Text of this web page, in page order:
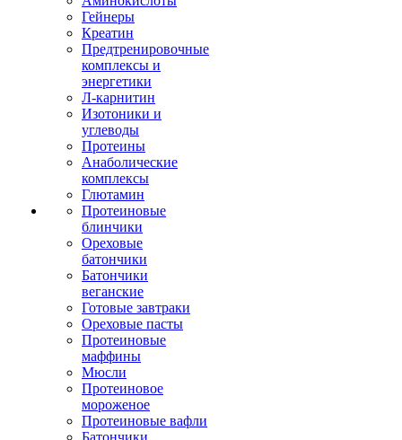
Гейнеры
Креатин
Предтренировочные
комплексы и
энергетики
Л-карнитин
Изотоники и
углеводы
Протеины
Анаболические
комплексы
Глютамин
Протеиновые
блинчики
Ореховые
батончики
Батончики
веганские
Готовые завтраки
Ореховые пасты
Протеиновые
маффины
Мюсли
Протеиновое
мороженое
Протеиновые вафли
Батончики